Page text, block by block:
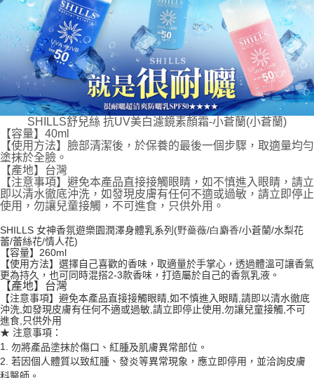
SHILLS舒兒絲 抗UV美白濾鏡素顏霜-小蒼蘭(小蒼蘭)
【容量】40ml
【使用方法】臉部清潔後，於保養的最後一個步驟，取適量均勻
塗抹於全臉。
【產地】台灣
【注意事項】避免本產品直接接觸眼睛，如不慎進入眼睛，請立
即以清水徹底沖洗，如發現皮膚有任何不適或過敏，請立即停止
使用，勿讓兒童接觸，不可進食，只供外用。
SHILLS 女神香氛遊樂園潤澤身體乳系列 (野薔薇/白麝香/小蒼蘭/水梨花
蕾/蕾絲花/情人花)
【容量】 260ml
【使用方法】 選擇自己喜歡的香味，取適量於手掌心，透過體溫可讓香氣
更為持久，也可同時混搭2-3款香味，打造屬於自己的香氛乳液 。
【產地】台灣
【注意事項】 避免本產品直接接觸眼睛 如不慎進入眼睛 請即以清水徹底
沖洗 如發現皮膚有任何不適或過敏 請立即停止使用 勿讓兒童接觸 不可
進食 只供外用
★ 注意事項：
1. 勿將產品塗抹於傷口、紅腫及肌膚異常部位。
2. 若因個人體質以致紅腫、發炎等異常現象，應立即停用，並洽詢皮膚